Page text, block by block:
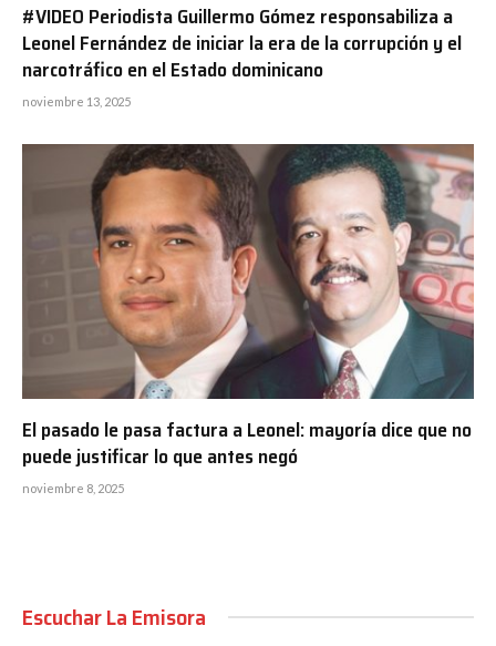
#VIDEO Periodista Guillermo Gómez responsabiliza a
Leonel Fernández de iniciar la era de la corrupción y el
narcotráfico en el Estado dominicano
noviembre 13, 2025
El pasado le pasa factura a Leonel: mayoría dice que no
puede justificar lo que antes negó
noviembre 8, 2025
Escuchar La Emisora